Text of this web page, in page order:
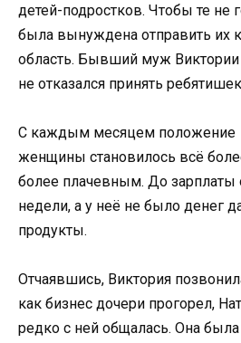
детей-подростков. Чтобы те не
была вынуждена отправить их
область. Бывший муж
не отказался принять
С каждым месяцем положение
женщины становилось всё
более плачевным. До зарплаты
недели, а у неё не было денег
продукты.
Отчаявшись, Виктория
как бизнес дочери прогорел,
редко с ней общалась. Она